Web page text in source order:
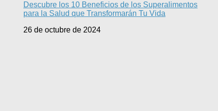
Descubre los 10 Beneficios de los Superalimentos
para la Salud que Transformarán Tu Vida
26 de octubre de 2024